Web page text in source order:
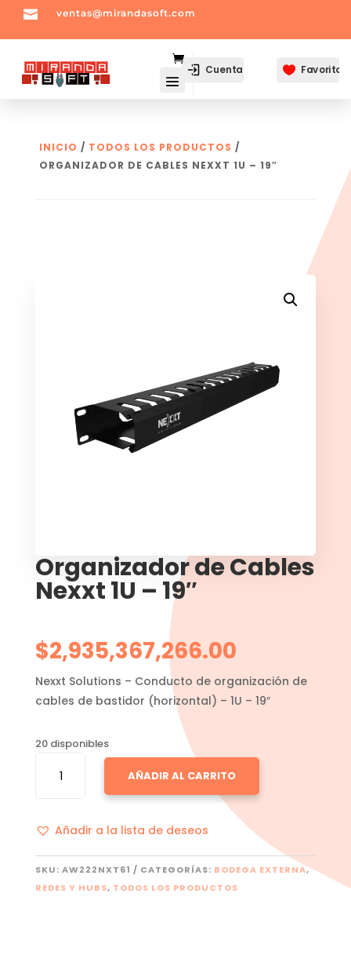
 ventas@mirandasoft.com
Cuenta  Favoritos
INICIO / TODOS LOS PRODUCTOS /
ORGANIZADOR DE CABLES NEXXT 1U – 19″
Organizador de Cables
Nexxt 1U – 19″
$2,935,367,266.00
Nexxt Solutions – Conducto de organización de
cables de bastidor (horizontal) – 1U – 19″
20 disponibles
ORGANIZADOR
1U
19"
CANTIDAD
AÑADIR AL CARRITO
Añadir a la lista de deseos
SKU: AW222NXT61 CATEGORÍAS: BODEGA EXTERNA,
REDES Y HUBS, TODOS LOS PRODUCTOS